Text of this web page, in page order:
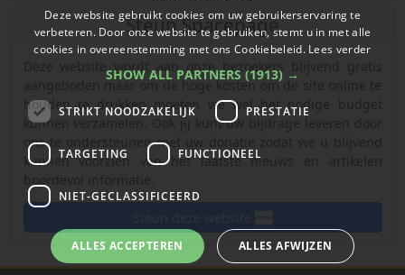
Steun Spacepage
Deze website wordt aan onze bezoekers blijvend gratis
aangeboden maar om de hoge kosten om de site online te
houden te drukken moeten we wel het nodige budget
kunnen verzamelen. Ook jij kunt uw bijdrage leveren door
ons te ondersteunen met uw donatie zodat we u blijvend
kunnen voorzien van het laatste nieuws en artikelen
Steun deze website
Deze website gebruikt cookies om uw gebruikerservaring te
verbeteren. Door onze website te gebruiken, stemt u in met alle
cookies in overeenstemming met ons Cookiebeleid. Lees verder
SHOW ALL PARTNERS (1913) →
STRIKT NOODZAKELIJK PRESTATIE
TARGETING FUNCTIONEEL
NIET-GECLASSIFICEERD
ALLES ACCEPTEREN ALLES AFWIJZEN